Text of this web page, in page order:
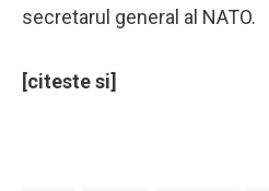
secretarul general al NATO.
[citeste si]